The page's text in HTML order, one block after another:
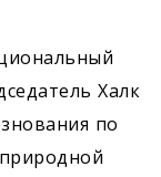
Халк
по